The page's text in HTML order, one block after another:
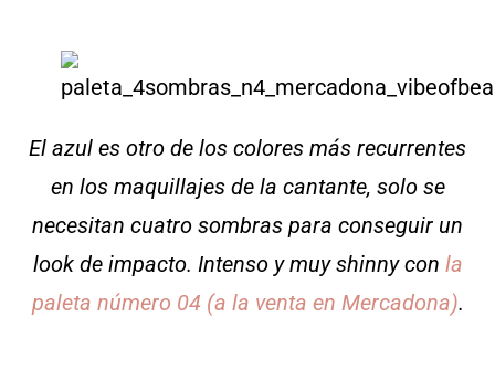
El azul es otro de los colores más recurrentes
en los maquillajes de la cantante, solo se
necesitan cuatro sombras para conseguir un
look de impacto. Intenso y muy shinny con la
paleta número 04 (a la venta en Mercadona).